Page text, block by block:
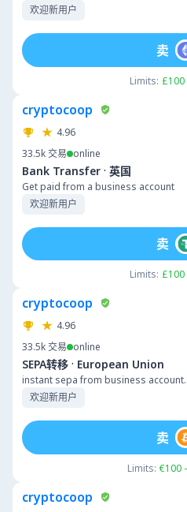
欢迎新用户
Limits: £100
卖
cryptocoop
4.96
33.5k交易 online
Bank Transfer · 英国
Get paid from a business account
欢迎新用户
Limits: £100
卖
cryptocoop
4.96
33.5k交易 online
SEPA转移 · European Union
instant sepa from business
欢迎新用户
Limits: €100
卖
cryptocoop